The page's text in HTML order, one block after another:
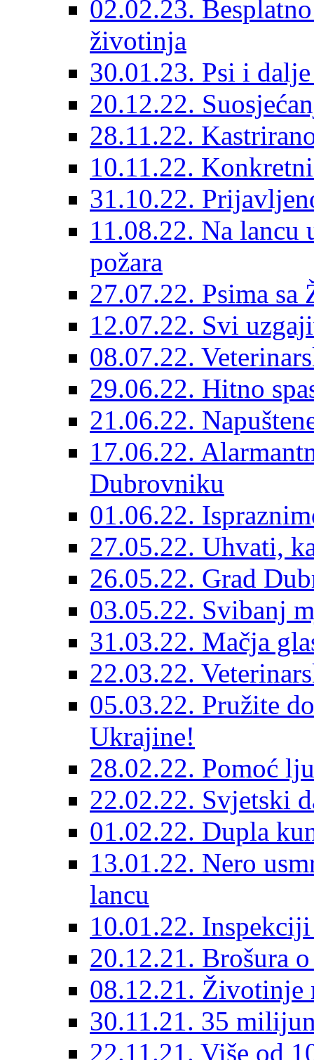
02.02.23.
životinja
30.01.23. Psi i
20.12.22.
28.11.22.
10.11.22.
31.10.22.
11.08.22. Na
požara
27.07.22. Psima sa
12.07.22. Svi
08.07.22.
29.06.22. Hitno
21.06.22.
17.06.22.
Dubrovniku
01.06.22.
27.05.22. Uhvati,
26.05.22. Grad
03.05.22. Svibanj
31.03.22. Mačja
22.03.22.
05.03.22. Pružite
Ukrajine!
28.02.22. Pomoć
22.02.22. Svjetski
01.02.22. Dupla
13.01.22. Nero
lancu
10.01.22.
20.12.21. Brošura
08.12.21.
30.11.21. 35
22.11.21. Više od